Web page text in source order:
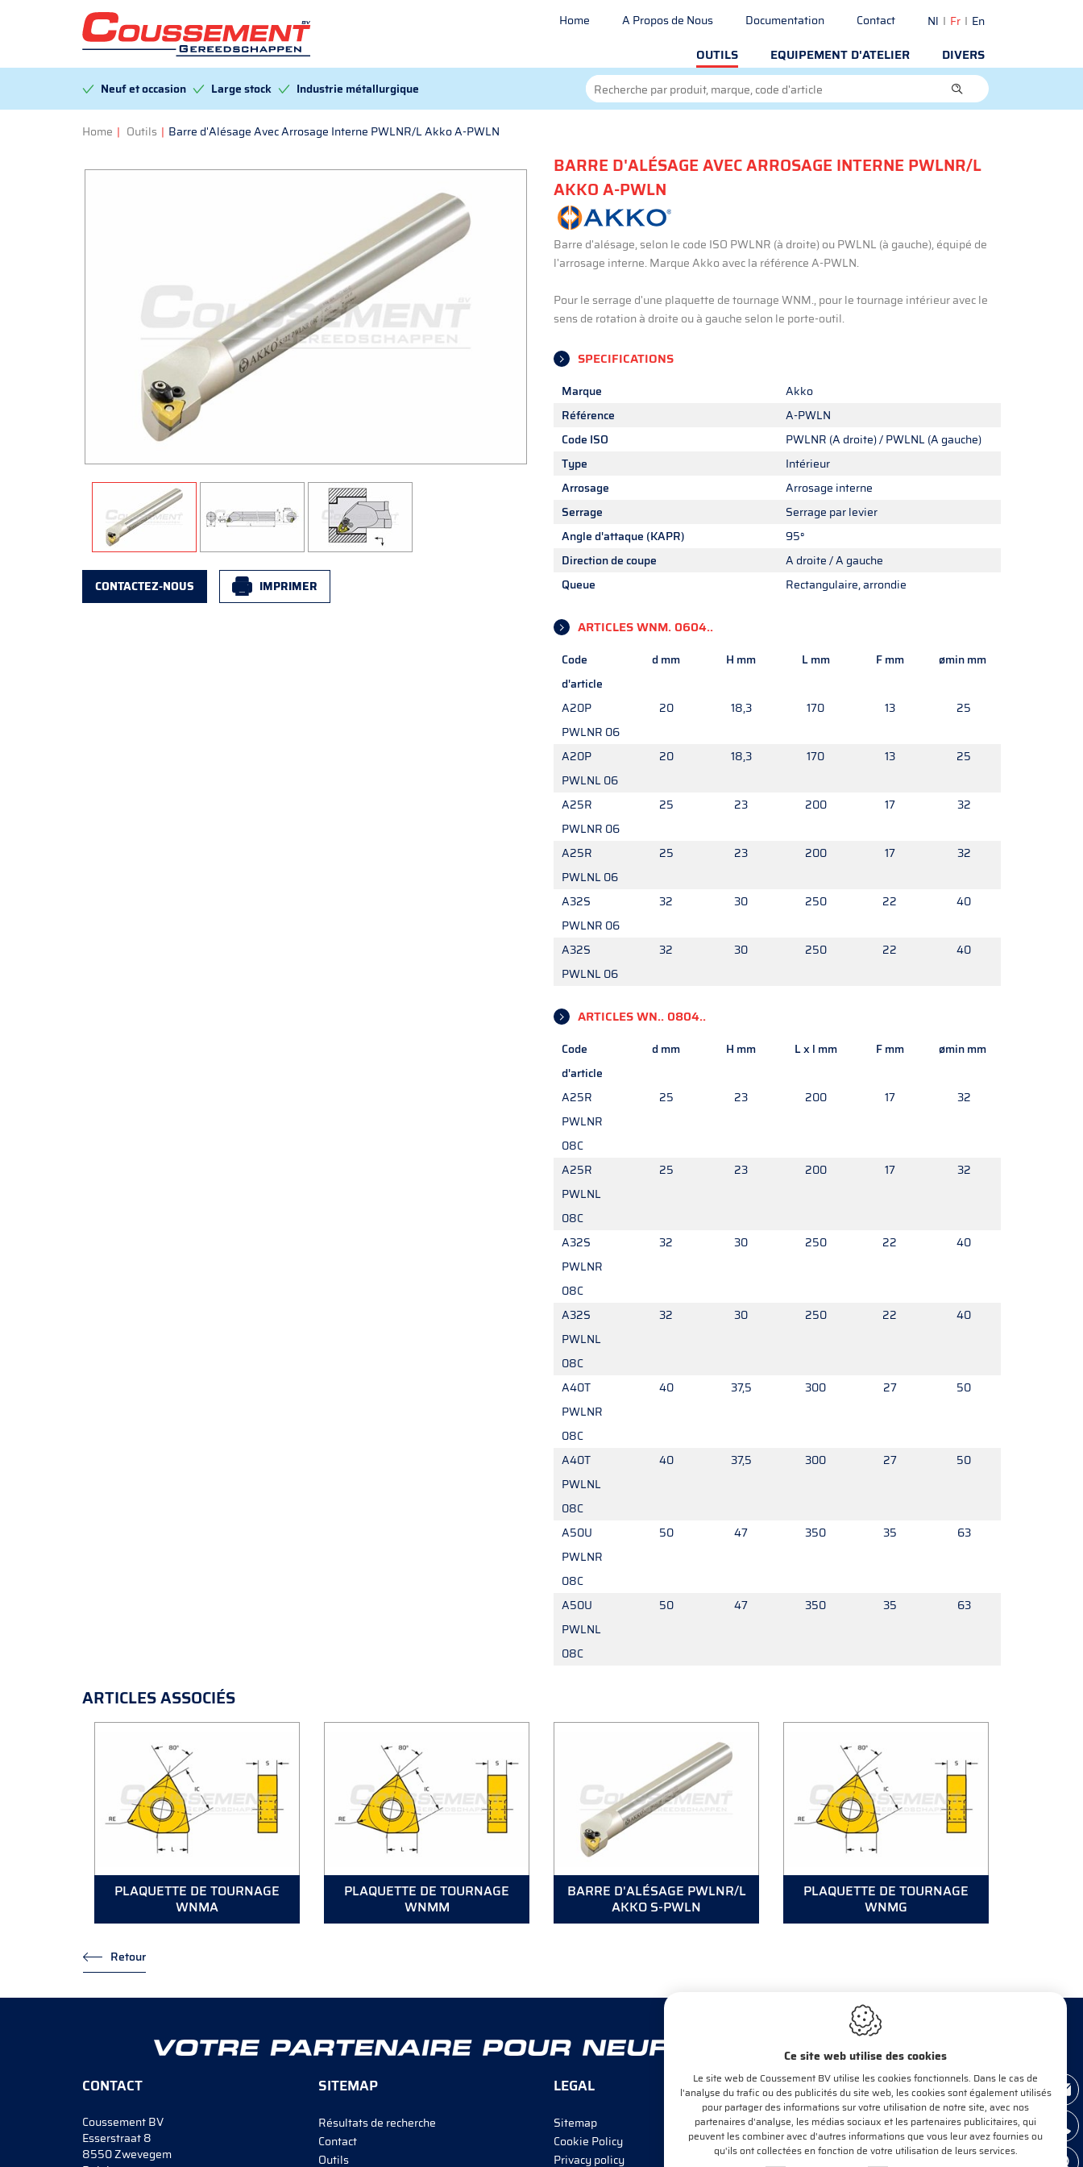
Home A Propos de Nous Documentation Contact Nl Fr En
OUTILS EQUIPEMENT D'ATELIER DIVERS
Neuf et occasion Large stock Industrie métallurgique
Home | Outils | Barre d'Alésage Avec Arrosage Interne PWLNR/L Akko A-PWLN
CONTACTEZ-NOUS IMPRIMER
BARRE D'ALÉSAGE AVEC ARROSAGE INTERNE PWLNR/L
AKKO A-PWLN
Barre d'alésage, selon le code ISO PWLNR (à droite) ou PWLNL (à gauche), équipé de
l'arrosage interne. Marque Akko avec la référence A-PWLN.
Pour le serrage d'une plaquette de tournage WNM., pour le tournage intérieur avec le
sens de rotation à droite ou à gauche selon le porte-outil.
SPECIFICATIONS
Marque
Akko
Référence
A-PWLN
Code ISO
PWLNR (A droite) / PWLNL (A gauche)
Type
Intérieur
Arrosage
Arrosage interne
Serrage
Serrage par levier
Angle d'attaque (KAPR)
95°
Direction de coupe
A droite / A gauche
Queue
Rectangulaire, arrondie
ARTICLES WNM. 0604..
Code
d'article
d mm H mm L mm F mm ømin mm
A20P
PWLNR 06
20 18,3 170 13 25
A20P
PWLNL 06
20 18,3 170 13 25
A25R
PWLNR 06
25 23 200 17 32
A25R
PWLNL 06
25 23 200 17 32
A32S
PWLNR 06
32 30 250 22 40
A32S
PWLNL 06
32 30 250 22 40
ARTICLES WN.. 0804..
Code
d'article
d mm H mm L x l mm F mm ømin mm
A25R
PWLNR
08C
25 23 200 17 32
A25R
PWLNL
08C
25 23 200 17 32
A32S
PWLNR
08C
32 30 250 22 40
A32S
PWLNL
08C
32 30 250 22 40
A40T
PWLNR
08C
40 37,5 300 27 50
A40T
PWLNL
08C
40 37,5 300 27 50
A50U
PWLNR
08C
50 47 350 35 63
A50U
PWLNL
08C
50 47 350 35 63
ARTICLES ASSOCIÉS
PLAQUETTE DE TOURNAGE
WNMA
PLAQUETTE DE TOURNAGE
WNMM
BARRE D'ALÉSAGE PWLNR/L
AKKO S-PWLN
PLAQUETTE DE TOURNAGE
WNMG
Retour
CONTACT
Coussement BV
Esserstraat 8
8550 Zwevegem
SITEMAP
Résultats de recherche
Contact
Outils
LEGAL
Sitemap
Cookie Policy
Privacy policy
INFORMEZ-MOI!
E-mail* OK
Ce site web utilise des cookies
Le site web de Coussement BV utilise les cookies fonctionnels. Dans le cas de
l'analyse du trafic ou des publicités du site web, les cookies sont également utilisés
pour partager des informations sur votre utilisation de notre site, avec nos
partenaires d'analyse, les médias sociaux et les partenaires publicitaires, qui
peuvent les combiner avec d'autres informations que vous leur avez fournies ou
qu'ils ont collectées en fonction de votre utilisation de leurs services.